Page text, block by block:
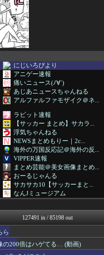
にじいろびより
アニゲー速報
痛いニュース(ﾉ∀`)
あじあニュースちゃんねる
アルファルファモザイク＠ネ...
ラビット速報
【サッカー まとめ】サカラ...
浮気ちゃんねる
NEWSまとめもりー｜2c...
海外の万国反応記＠海外の反...
VIPPER速報
まとめ芸能＠美女画像まとめ...
おーるじゃんる
サカサカ10【サッカーまと...
なんJミュージアム
モナニュース
まにゅそく 2chまとめニ...
アニチャット
わんこーる速報！
127491 in / 85198 out
ら
の200倍はハゲてる… (動画)